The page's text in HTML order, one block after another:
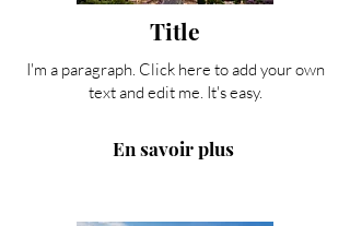
Title
I'm a paragraph. Click here to add your own
text and edit me. It's easy.
En savoir plus